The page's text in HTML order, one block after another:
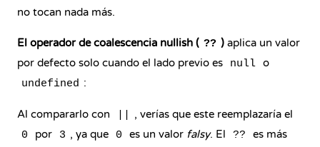
no tocan nada más.
El operador de coalescencia nullish ( ?? ) aplica un valor
por defecto solo cuando el lado previo es
null o
undefined :
Al compararlo con , verías que este reemplazaría el
0 por 3 , ya que 0 es un valor falsy. El ??
es más